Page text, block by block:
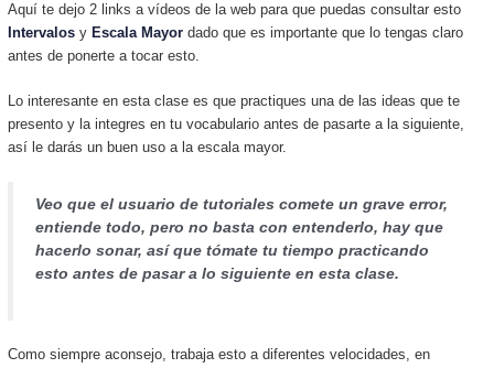
Aquí te dejo 2 links a vídeos de la web para que puedas consultar esto
Intervalosy Escala Mayor dado que es importante que lo tengas claro
antes de ponerte a tocar esto.
Lo interesante en esta clase es que practiques una de las ideas que te
presento y la integres en tu vocabulario antes de pasarte a la siguiente,
así le darás un buen uso a la escala mayor.
Veo que el usuario de tutoriales comete un grave error,
entiende todo, pero no basta con entenderlo, hay que
hacerlo sonar, así que tómate tu tiempo practicando
esto antes de pasar a lo siguiente en esta clase.
Como siempre aconsejo, trabaja esto a diferentes velocidades, en